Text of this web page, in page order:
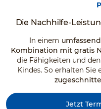
Die Nachhilfe-
In einem
Kombination mit gratis
die Fähigkeiten und
Kindes. So erhalten Sie
Jetzt